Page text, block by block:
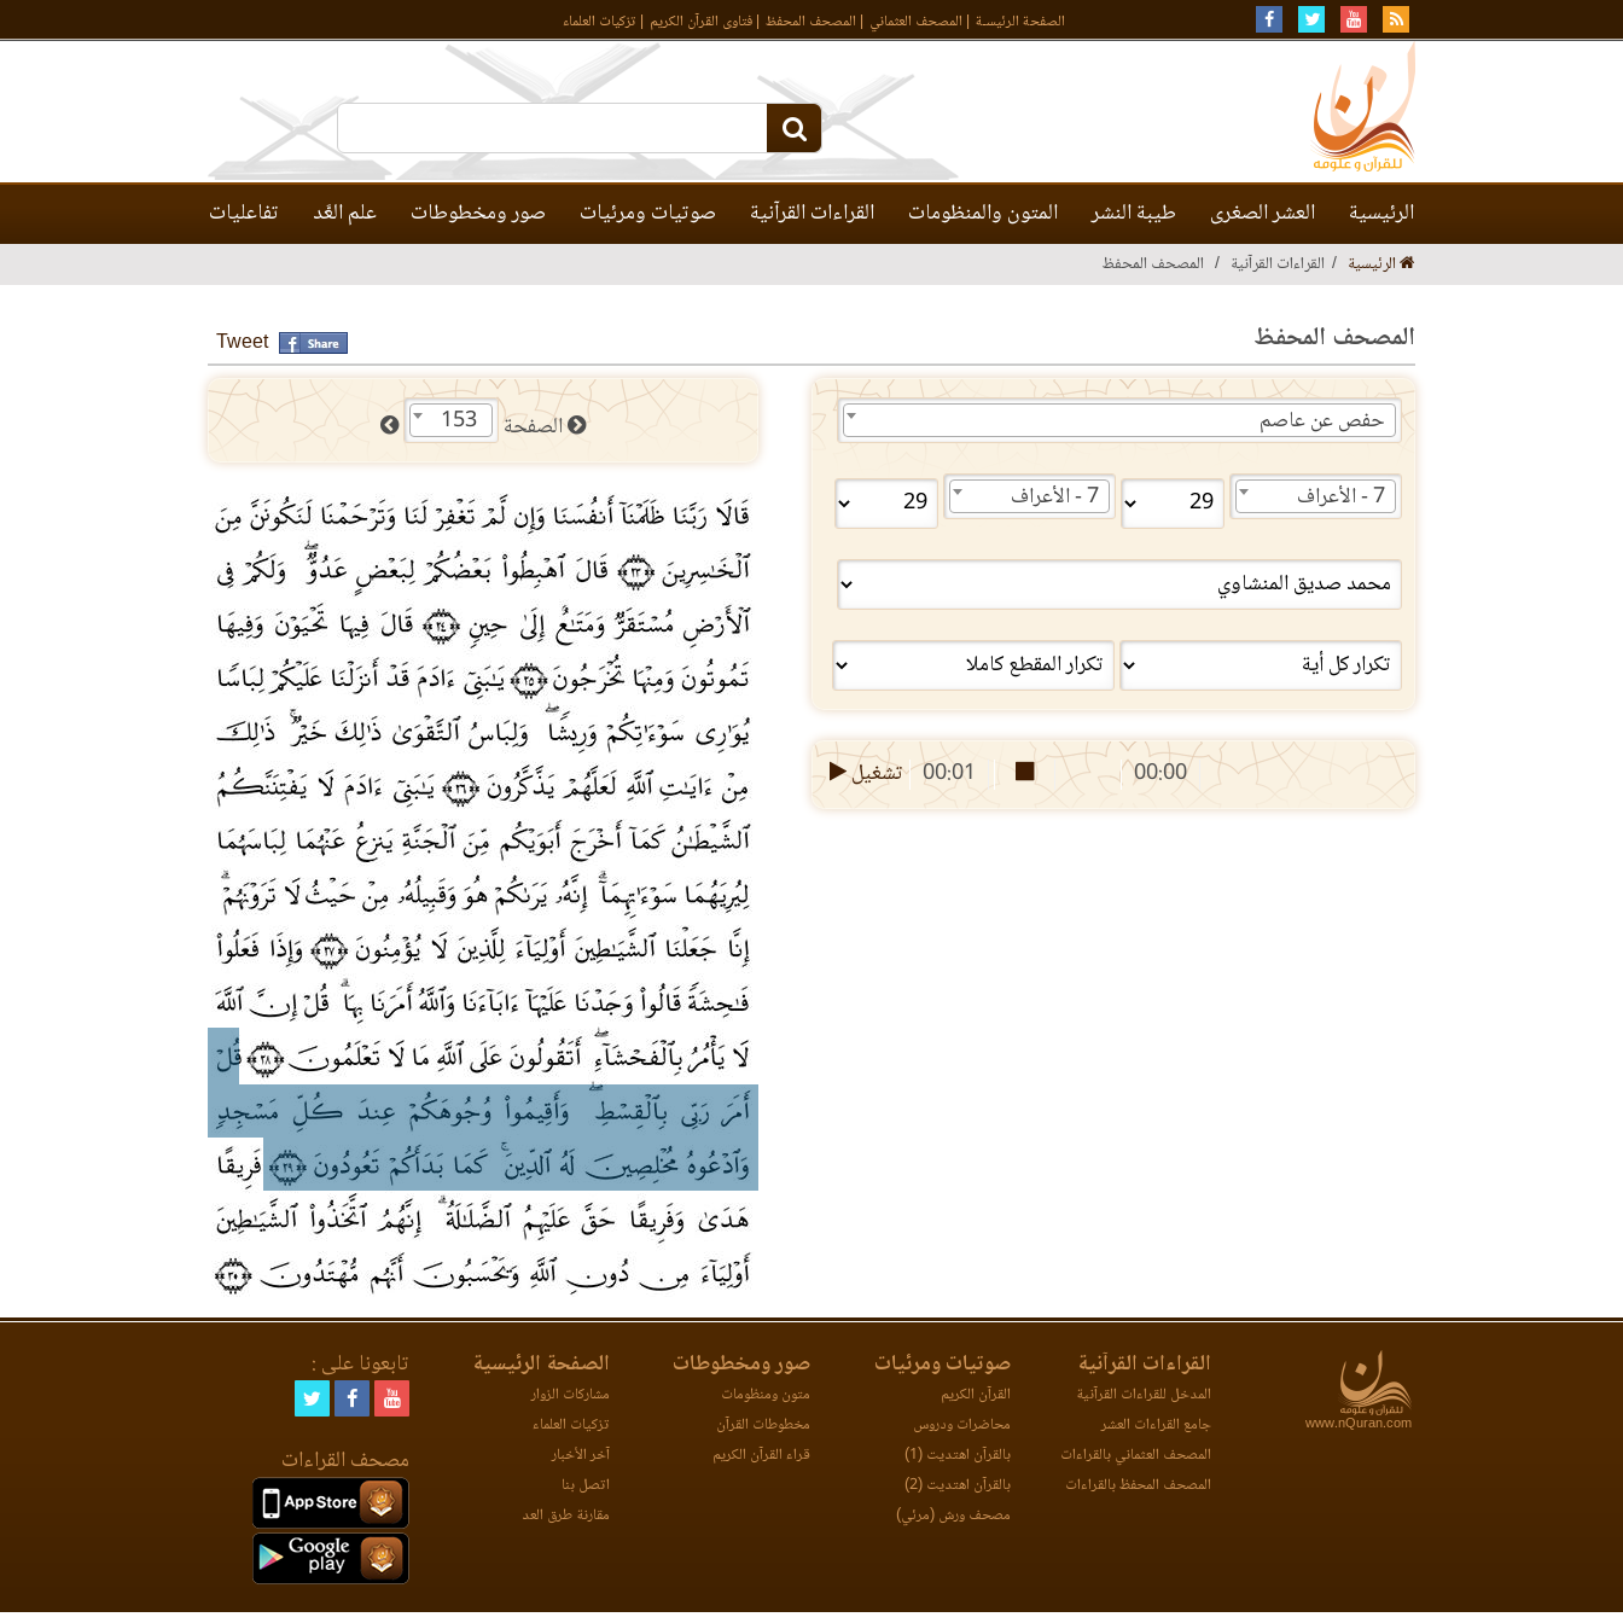
الصفحة الرئيسـة المصحف العثماني المصحف المحفظ فتاوى القرآن الكريم تزكيات العلماء
الرئيسية العشر الصغرى طيبة النشر المتون والمنظومات القراءات القرآنية صوتيات ومرئيات صور ومخطوطات علم العَّد تفاعليات
الرئيسية القراءات القرآنية المصحف المحفظ
المصحف المحفظ Tweet
حفص عن عاصم
7 - الأعراف 7 - الأعراف
00:00
00:01 تشغيل
الصفحة 153
www.nQuran.com
القراءات القرآنية
المدخل للقراءات القرآنية
جامع القراءات العشر
المصحف العثماني بالقراءات
المصحف المحفظ بالقراءات
صوتيات ومرئيات
القرآن الكريم
محاضرات ودروس
بالقرآن اهتديت (1)
بالقرآن اهتديت (2)
مصحف ورش (مرئي)
صور ومخطوطات
متون ومنظومات
مخطوطات القرآن
قراء القرآن الكريم
الصفحة الرئيسية
مشاركات الزوار
تزكيات العلماء
آخر الأخبار
اتصل بنا
مقارنة طرق العد
تابعونا على :
مصحف القراءات